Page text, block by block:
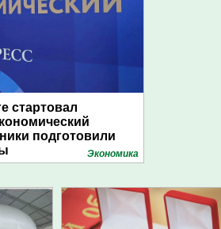
стартовал
подготовили
Экономика